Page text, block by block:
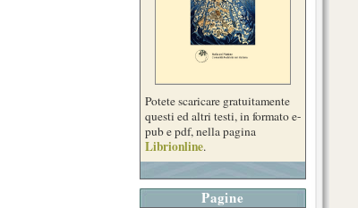
Potete scaricare gratuitamente
questi ed altri testi, in formato e-
pub e pdf, nella pagina
Librionline.
Pagine